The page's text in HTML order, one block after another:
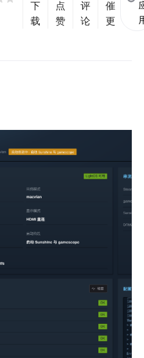
下
载
点
赞
评
论
催
更